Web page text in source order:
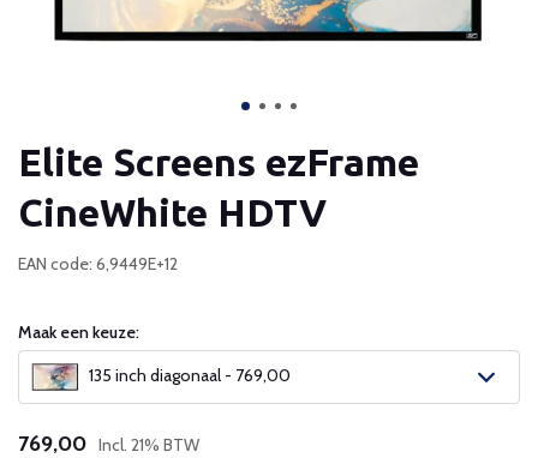
Elite Screens ezFrame
CineWhite HDTV
EAN code: 6,9449E+12
Maak een keuze:
135 inch diagonaal - 769,00
769,00 Incl. 21% BTW